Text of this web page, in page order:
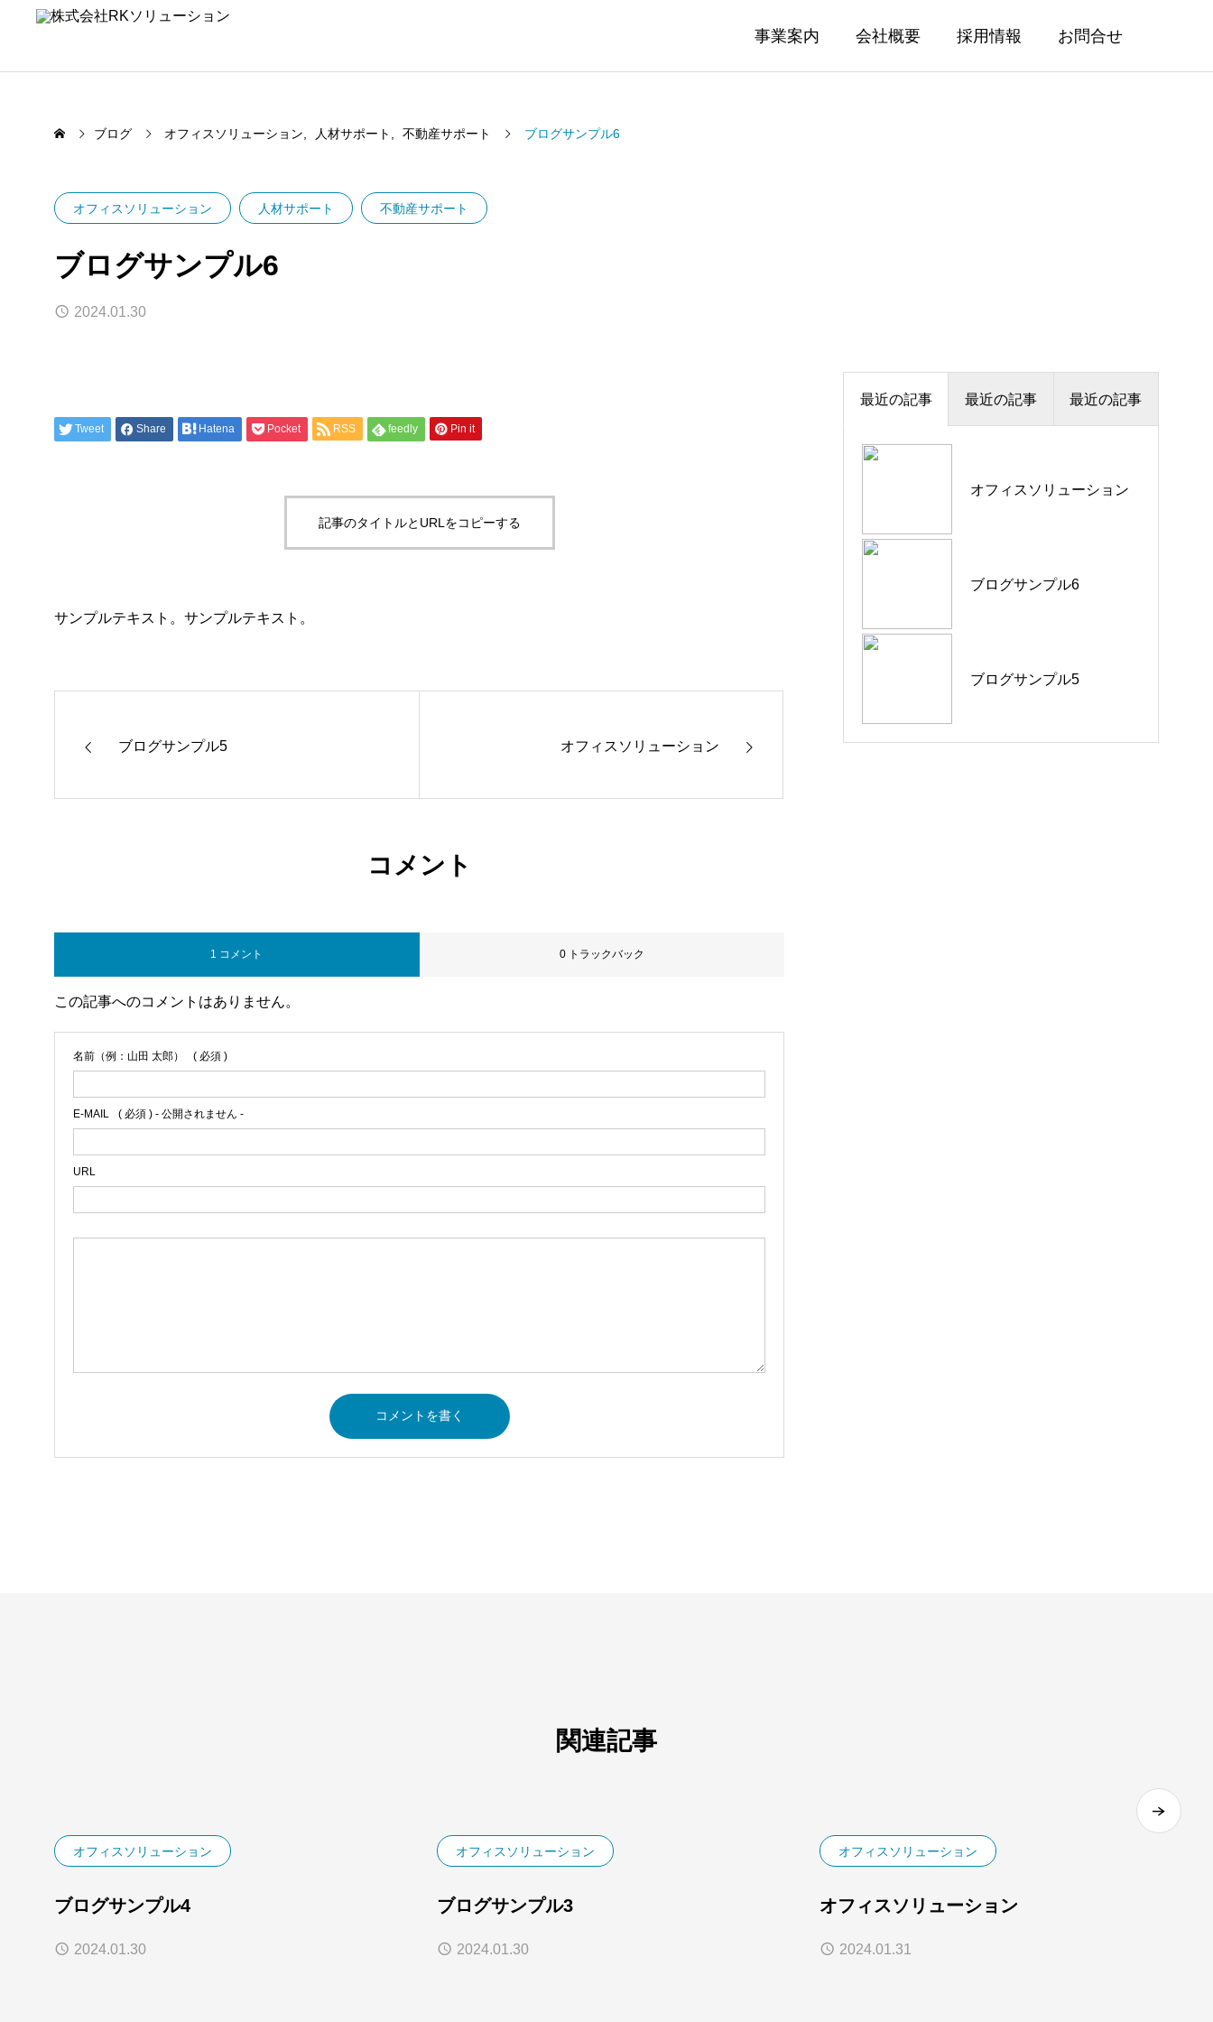
事業案内 会社概要 採用情報 お問合せ
ブログ オフィスソリューション 人材サポート 不動産サポート ブログサンプル6
オフィスソリューション 人材サポート 不動産サポート
ブログサンプル6
2024.01.30
Tweet Share Hatena Pocket RSS feedly Pin it
記事のタイトルとURLをコピーする
サンプルテキスト。サンプルテキスト。
ブログサンプル5 オフィスソリューション
コメント
1 コメント 0 トラックバック
この記事へのコメントはありません。
名前（例：山田 太郎） ( 必須 )
E-MAIL ( 必須 ) - 公開されません -
URL
最近の記事 最近の記事 最近の記事
オフィスソリューション
ブログサンプル6
ブログサンプル5
ブログサンプル6
ブログサンプル3
ブログサンプル5
ブログサンプル5
ブログサンプル4
ブログサンプル3
関連記事
オフィスソリューション
ブログサンプル4
2024.01.30
オフィスソリューション
ブログサンプル3
2024.01.30
オフィスソリューション
オフィスソリューション
2024.01.31